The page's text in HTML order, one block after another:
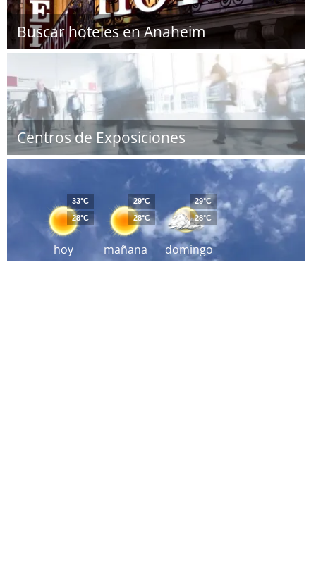
Buscar hoteles en Anaheim
Centros de Exposiciones
hoy
33°C
28°C
mañana
29°C
28°C
domingo
29°C
28°C